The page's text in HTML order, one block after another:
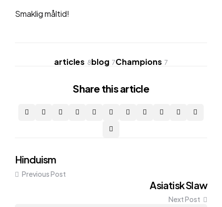
Smaklig måltid!
articles 8blog 7Champions 7
Share this article
Post
navigation
Hinduism
Previous Post
Asiatisk Slaw
Next Post